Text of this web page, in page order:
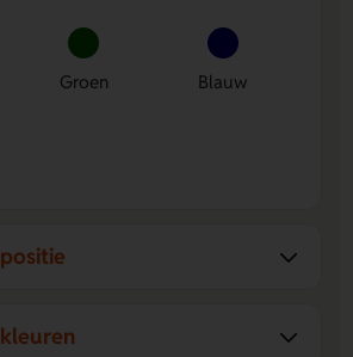
Deksel en bodem met bamboeaccent
uitstraling.
Bedruk of graveer jouw
fles.
Groen Blauw